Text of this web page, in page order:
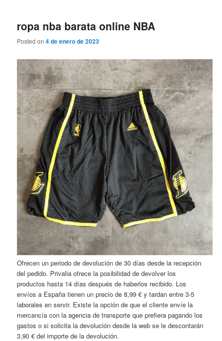
ropa nba barata online NBA
Posted on4 de enero de 2023
Ofrecen un periodo de devolución de 30 días desde la recepción
del pedido. Privalia ofrece la posibilidad de devolver los
productos hasta 14 días después de haberlos recibido. Los
envíos a España tienen un precio de 8,99 € y tardan entre 3-5
laborales en servir. Existe la opción de que el cliente envíe la
mercancía con la agencia de transporte que prefiera pagando los
gastos o si solicita la devolución desde la web se le descontarán
3,90 € del importe de la devolución.